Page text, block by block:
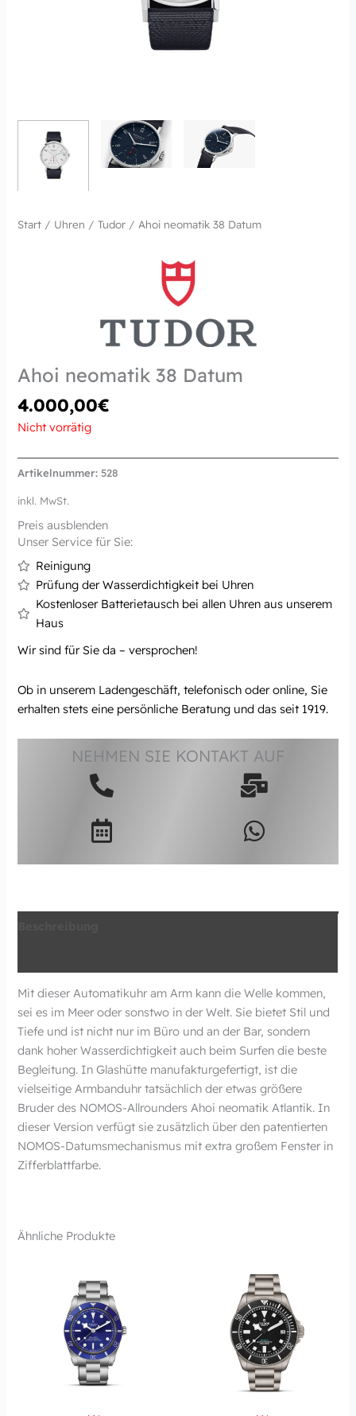
Start / Uhren /Tudor / Ahoi neomatik 38 Datum
Ahoi neomatik 38 Datum
4.000,00€
Nicht vorrätig
Artikelnummer:528
inkl. MwSt.
Preis ausblenden
Unser Service für Sie:
Reinigung
Prüfung der Wasserdichtigkeit bei Uhren
Kostenloser Batterietausch bei allen Uhren aus unserem
Haus
Wir sind für Sie da – versprochen!
Ob in unserem Ladengeschäft, telefonisch oder online, Sie
erhalten stets eine persönliche Beratung und das seit 1919.
NEHMEN SIE KONTAKT AUF
Mit dieser Automatikuhr am Arm kann die Welle kommen,
sei es im Meer oder sonstwo in der Welt. Sie bietet Stil und
Tiefe und ist nicht nur im Büro und an der Bar, sondern
dank hoher Wasserdichtigkeit auch beim Surfen die beste
Begleitung. In Glashütte manufakturgefertigt, ist die
vielseitige Armbanduhr tatsächlich der etwas größere
Bruder des NOMOS-Allrounders Ahoi neomatik Atlantik. In
dieser Version verfügt sie zusätzlich über den patentierten
NOMOS-Datumsmechanismus mit extra großem Fenster in
Zifferblattfarbe.
Ähnliche Produkte